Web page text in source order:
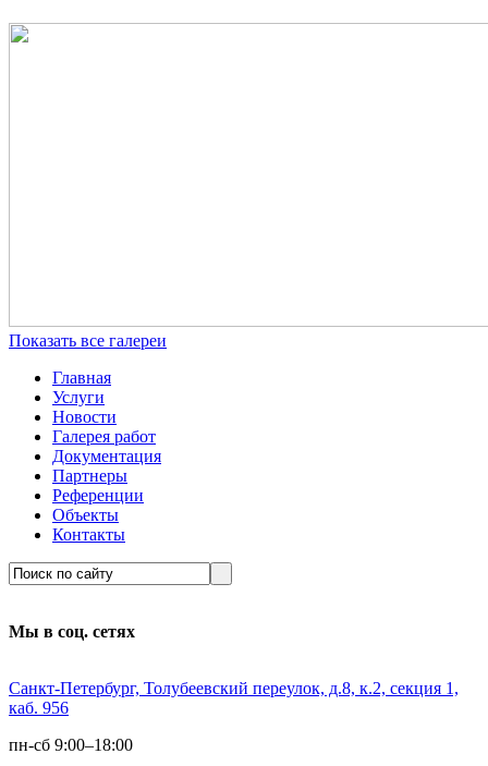
Показать все галереи
Главная
Услуги
Новости
Галерея работ
Документация
Партнеры
Референции
Объекты
Контакты
Мы в соц. сетях
Санкт-Петербург, Толубеевский переулок, д.8, к.2, секция 1,
каб. 956
пн-сб 9:00–18:00